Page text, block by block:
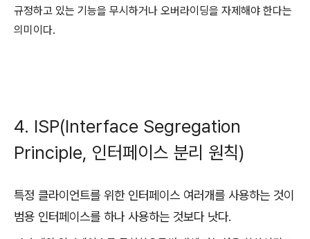
규정하고 있는 기능을 무시하거나 오버라이딩을 자제해야 한다는
의미이다.
4. ISP(Interface Segregation
Principle, 인터페이스 분리 원칙)
특정 클라이언트를 위한 인터페이스 여러개를 사용하는 것이
범용 인터페이스를 하나 사용하는 것보다 낫다.